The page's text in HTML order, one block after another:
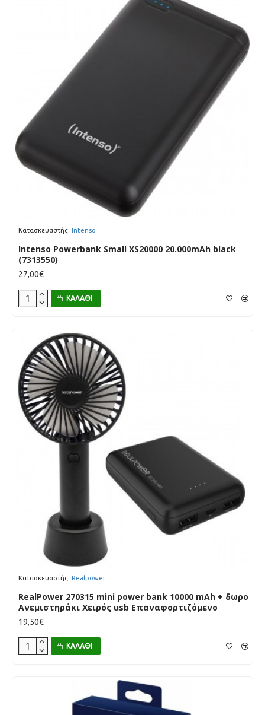
Κατασκευαστής: Intenso
Intenso Powerbank Small XS20000 20.000mAh black
(7313550)
27,00€
ΚΑΛΆΘΙ
Κατασκευαστής: Realpower
RealPower 270315 mini power bank 10000 mAh + δωρο
Ανεμιστηράκι Χειρός usb Επαναφορτιζόμενο
19,50€
ΚΑΛΆΘΙ